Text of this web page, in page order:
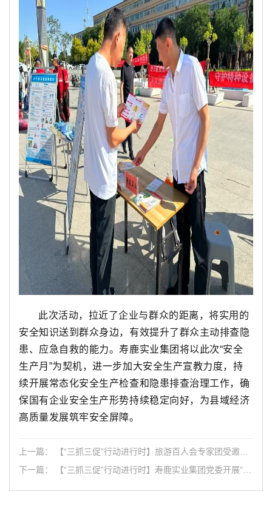
此次活动，拉近了企业与群众的距离，将实用的
安全知识送到群众身边，有效提升了群众主动排查隐
患、应急自救的能力。寿鹿实业集团将以此次“安全
生产月”为契机，进一步加大安全生产宣教力度，持
续开展常态化安全生产检查和隐患排查治理工作，确
保国有企业安全生产形势持续稳定向好，为县域经济
高质量发展筑牢安全屏障。
上一篇： 【“三抓三促”行动进行时】旅游百人会专家团受邀来
景调研文旅运营管理工作
下一篇： 【“三抓三促”行动进行时】寿鹿实业集团党委开展“七